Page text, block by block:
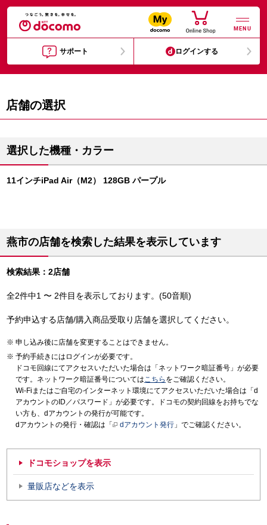
MENU
サポート ログインする
店舗の選択
選択した機種・カラー
11インチiPad Air（M2） 128GB パープル
燕市の店舗を検索した結果を表示しています
検索結果：2店舗
全2件中1 〜 2件目を表示しております。(50音順)
予約申込する店舗/購入商品受取り店舗を選択してください。
申し込み後に店舗を変更することはできません。
予約手続きにはログインが必要です。
ドコモ回線にてアクセスいただいた場合は「ネットワーク暗証番号」が必要
です。ネットワーク暗証番号についてはこちら をご確認ください。
Wi-Fiまたはご自宅のインターネット環境にてアクセスいただいた場合は「d
アカウントのID／パスワード」が必要です。ドコモの契約回線をお持ちでな
い方も、dアカウントの発行が可能です。
dアカウントの発行・確認は「
dアカウント発行 」でご確認ください。
ドコモショップを表示
量販店などを表示